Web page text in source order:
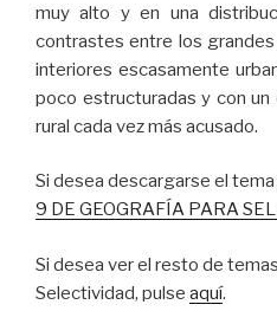
muy alto y en una
contrastes entre los
interiores escasamente
poco estructuradas y con
rural cada vez más acusado.
Si desea descargarse el tema
9 DE GEOGRAFÍA PARA
Si desea ver el resto de
Selectividad, pulse aquí.